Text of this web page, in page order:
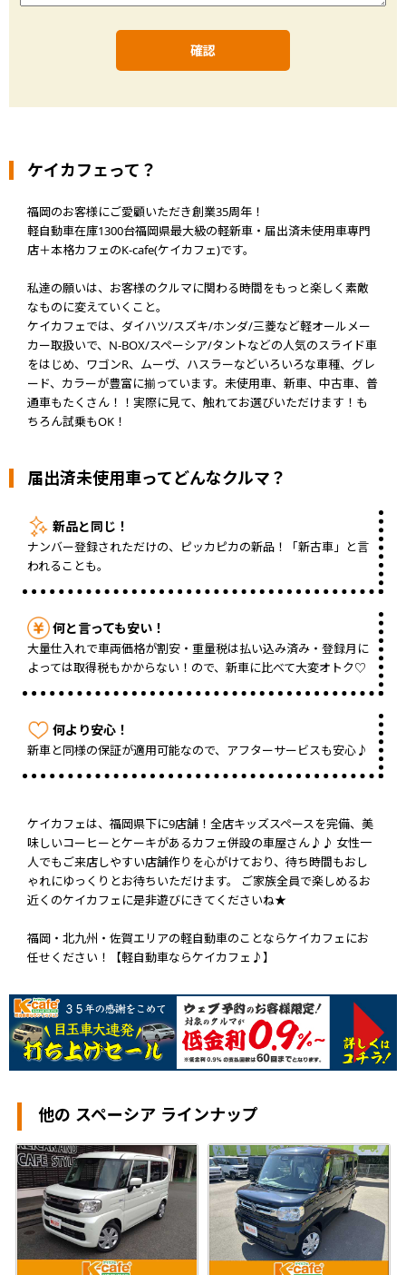
ケイカフェって？
福岡のお客様にご愛顧いただき創業35周年！
軽自動車在庫1300台福岡県最大級の軽新車・届出済未使用車専門
店＋本格カフェのK-cafe(ケイカフェ)です。
私達の願いは、お客様のクルマに関わる時間をもっと楽しく素敵
なものに変えていくこと。
ケイカフェでは、ダイハツ/スズキ/ホンダ/三菱など軽オールメー
カー取扱いで、N-BOX/スペーシア/タントなどの人気のスライド車
をはじめ、ワゴンR、ムーヴ、ハスラーなどいろいろな車種、グレ
ード、カラーが豊富に揃っています。未使用車、新車、中古車、普
通車もたくさん！！実際に見て、触れてお選びいただけます！も
ちろん試乗もOK！
届出済未使用車ってどんなクルマ？
新品と同じ！
ナンバー登録されただけの、ピッカピカの新品！「新古車」と言
われることも。
何と言っても安い！
大量仕入れで車両価格が割安・重量税は払い込み済み・登録月に
よっては取得税もかからない！ので、新車に比べて大変オトク♡
何より安心！
新車と同様の保証が適用可能なので、アフターサービスも安心♪
ケイカフェは、福岡県下に9店舗！全店キッズスペースを完備、美
味しいコーヒーとケーキがあるカフェ併設の車屋さん♪♪ 女性一
人でもご来店しやすい店舗作りを心がけており、待ち時間もおし
ゃれにゆっくりとお待ちいただけます。 ご家族全員で楽しめるお
近くのケイカフェに是非遊びにきてくださいね★
福岡・北九州・佐賀エリアの軽自動車のことならケイカフェにお
任せください！【軽自動車ならケイカフェ♪】
他の スペーシア ラインナップ